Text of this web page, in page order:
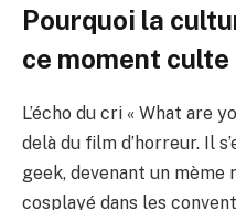
Pourquoi la
ce moment culte
L’écho du cri « What are
delà du film d’horreur. Il
geek, devenant un mème
cosplayé dans les